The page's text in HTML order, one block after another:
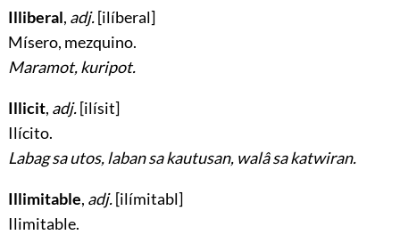
Illiberal, adj.[ilíberal]
Mísero, mezquino.
Maramot, kuripot.
Illicit, adj.[ilísit]
Ilícito.
Labag sa utos, laban sa kautusan, walâ sa katwiran.
Illimitable, adj.[ilímitabl]
Ilimitable.